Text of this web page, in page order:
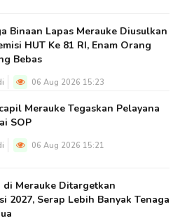
Binaan Lapas Merauke Diusulkan
HUT Ke 81 RI, Enam Orang
Bebas
06 Aug 2026 15:23
Merauke Tegaskan Pelayana
SOP
06 Aug 2026 15:21
di Merauke Ditargetkan
2027, Serap Lebih Banyak Tenaga